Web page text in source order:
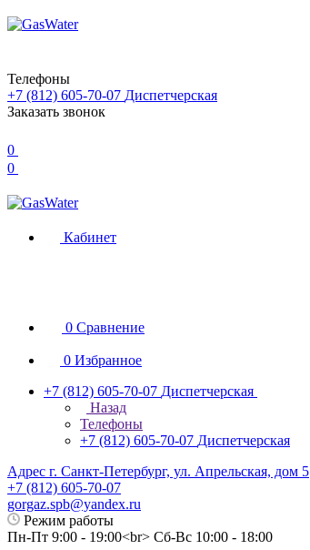
Телефоны
+7 (812) 605-70-07 Диспетчерская
Заказать звонок
0
0
Кабинет
0 Сравнение
0 Избранное
+7 (812) 605-70-07 Диспетчерская
Назад
Телефоны
+7 (812) 605-70-07 Диспетчерская
Адрес г. Санкт-Петербург, ул. Апрельская, дом 5
+7 (812) 605-70-07
gorgaz.spb@yandex.ru
Режим работы
Пн-Пт 9:00 - 19:00<br> Сб-Вс 10:00 - 18:00